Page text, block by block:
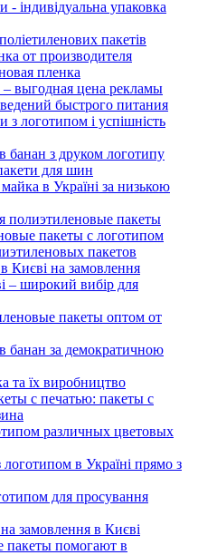
- індивідуальна упаковка
пакетів
от производителя
пленка
выгодная цена рекламы
быстрого питания
з логотипом і успішність
банан з друком логотипу
для шин
в Україні за низькою
полиэтиленовые пакеты
пакеты с логотипом
пакетов
Києві на замовлення
– широкий вибір для
пакеты оптом от
банан за демократичною
та їх виробництво
с печатью: пакеты с
различных цветовых
в Україні прямо з
для просування
замовлення в Києві
пакеты помогают в